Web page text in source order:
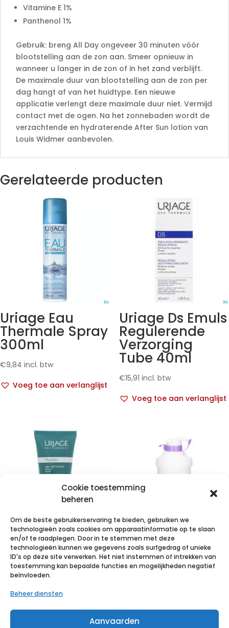
Cookie toestemming
beheren
Om de beste gebruikerservaring te bieden, gebruiken we
technologieën zoals cookies om apparaatinformatie op te slaan
en/of te raadplegen. Door in te stemmen met deze
technologieën kunnen we gegevens zoals surfgedrag of unieke
ID's op deze site verwerken. Het niet instemmen of intrekken van
toestemming kan bepaalde functies en mogelijkheden negatief
beïnvloeden.
Beheer diensten
Aanvaarden
Vitamine E 1%
Panthenol 1%
Gebruik: breng All Day ongeveer 30 minuten vóór
blootstelling aan de zon aan. Smeer opnieuw in
wanneer u langer in de zon of in het zand verblijft.
De maximale duur van blootstelling aan de zon per
dag hangt af van het huidtype. Een nieuwe
applicatie verlengt deze maximale duur niet. Vermijd
contact met de ogen. Na het zonnebaden wordt de
verzachtende en hydraterende After Sun lotion van
Louis Widmer aanbevolen.
Gerelateerde producten
Uriage Eau
Thermale Spray
300ml
€9,84 incl. btw
Voeg toe aan verlanglijst
Uriage Ds Emuls
Regulerende
Verzorging
Tube 40ml
€15,91 incl. btw
Voeg toe aan verlanglijst
Uriage Hyseac
Zachte
Reinigingsgel
Tube 150ml
Voeg toe aan verlanglijst
Epaderm
Creme 500g
Voeg toe aan verlanglijst